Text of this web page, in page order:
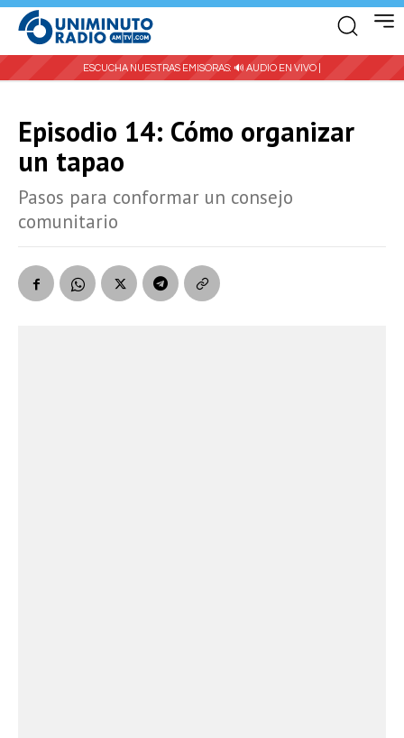
ESCUCHA NUESTRAS EMISORAS: 🔊 AUDIO EN VIVO |
Episodio 14: Cómo organizar
un tapao
Pasos para conformar un consejo
comunitario